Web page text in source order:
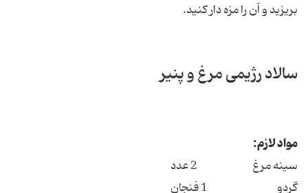
بریزید و آن را مزه دار کنید.
سالاد رژیمی مرغ و پنیر
مواد لازم:
سینه مرغ 2 عدد
گردو 1 فنجان